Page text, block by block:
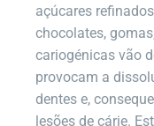
açúcares
chocolates,
cariogénicas vão
provocam a
dentes e,
lesões de cárie.